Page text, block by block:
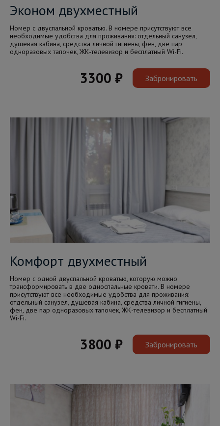
Эконом двухместный
Номер с двуспальной кроватью. В номере присутствуют все
необходимые удобства для проживания: отдельный санузел,
душевая кабина, средства личной гигиены, фен, две пар
одноразовых тапочек, ЖК-телевизор и бесплатный Wi-Fi.
3300 ₽ Забронировать
Комфорт двухместный
Номер с одной двуспальной кроватью, которую можно
трансформировать в две односпальные кровати. В номере
присутствуют все необходимые удобства для проживания:
отдельный санузел, душевая кабина, средства личной гигиены,
фен, две пар одноразовых тапочек, ЖК-телевизор и бесплатный
Wi-Fi.
3800 ₽ Забронировать